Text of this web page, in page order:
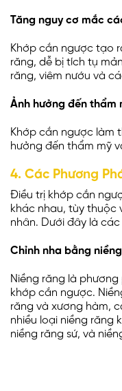
Tăng nguy cơ mắc
Khớp cắn ngược tạo
răng, dễ bị tích tụ
răng, viêm nướu và
Ảnh hưởng đến thẩm
Khớp cắn ngược làm
hưởng đến thẩm mỹ
4. Các Phương
Điều trị khớp cắn
khác nhau, tùy thuộc
nhân. Dưới đây là
Chỉnh nha bằng
Niềng răng là
khớp cắn ngược.
răng và xương hàm,
nhiều loại niềng răng
niềng răng sứ, và